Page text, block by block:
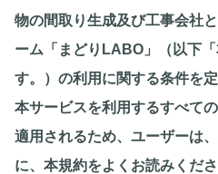
物の間取り生成及び工事会社
ーム「まどりLABO」（以下
す。）の利用に関する条件を
本サービスを利用するすべて
適用されるため、ユーザーは
に、本規約をよくお読みくだ